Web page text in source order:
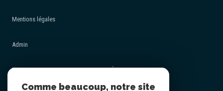
Mentions légales
Admin
POLITIQUE DE PROTECTION DES DONNÉES - RGPD
Comme beaucoup, notre site